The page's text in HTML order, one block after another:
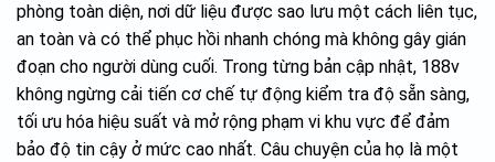
phòng toàn diện, nơi dữ liệu được sao lưu một cách liên tục,
an toàn và có thể phục hồi nhanh chóng mà không gây gián
đoạn cho người dùng cuối. Trong từng bản cập nhật, 188v
không ngừng cải tiến cơ chế tự động kiểm tra độ sẵn sàng,
tối ưu hóa hiệu suất và mở rộng phạm vi khu vực để đảm
bảo độ tin cậy ở mức cao nhất. Câu chuyện của họ là một